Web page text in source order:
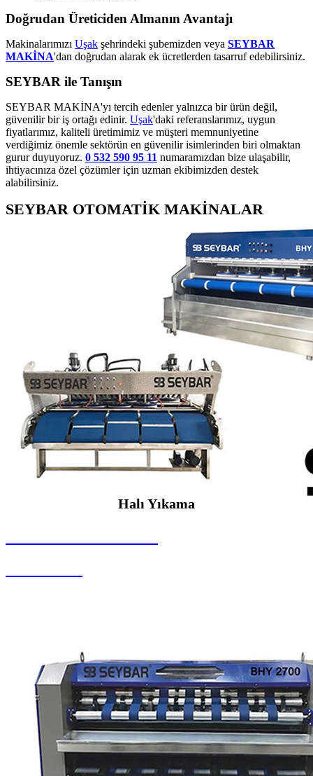
Doğrudan Üreticiden Almanın Avantajı
Makinalarımızı Uşak şehrindeki şubemizden veya SEYBAR
MAKİNA'dan doğrudan alarak ek ücretlerden tasarruf edebilirsiniz.
SEYBAR ile Tanışın
SEYBAR MAKİNA'yı tercih edenler yalnızca bir ürün değil,
güvenilir bir iş ortağı edinir. Uşak'daki referanslarımız, uygun
fiyatlarımız, kaliteli üretimimiz ve müşteri memnuniyetine
verdiğimiz önemle sektörün en güvenilir isimlerinden biri olmaktan
gurur duyuyoruz. 0 532 590 95 11 numaramızdan bize ulaşabilir,
ihtiyacınıza özel çözümler için uzman ekibimizden destek
alabilirsiniz.
SEYBAR OTOMATİK MAKİNALAR
Halı Yıkama